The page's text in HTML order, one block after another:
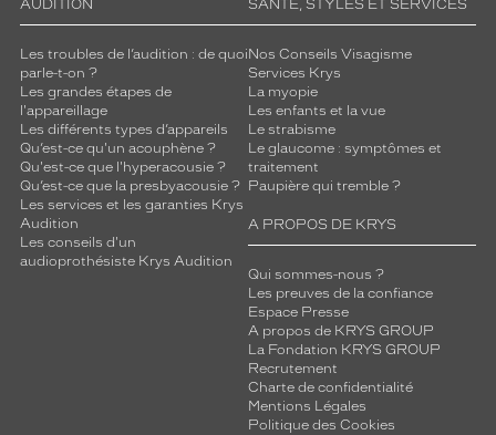
AUDITION
Les troubles de l’audition : de quoi
parle-t-on ?
Les grandes étapes de
l'appareillage
Les différents types d’appareils
Qu’est-ce qu'un acouphène ?
Qu'est-ce que l'hyperacousie ?
Qu’est-ce que la presbyacousie ?
Les services et les garanties Krys
Audition
Les conseils d'un
audioprothésiste Krys Audition
SANTÉ, STYLES ET SERVICES
Nos Conseils Visagisme
Services Krys
La myopie
Les enfants et la vue
Le strabisme
Le glaucome : symptômes et
traitement
Paupière qui tremble ?
A PROPOS DE KRYS
Qui sommes-nous ?
Les preuves de la confiance
Espace Presse
A propos de KRYS GROUP
La Fondation KRYS GROUP
Recrutement
Charte de confidentialité
Mentions Légales
Politique des Cookies